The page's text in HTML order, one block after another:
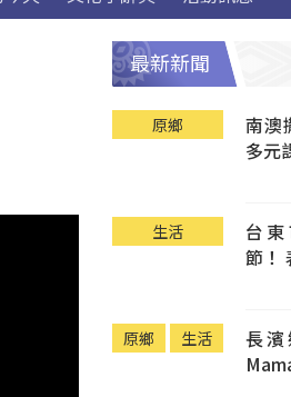
最新新聞
原鄉
南澳
多元
生活
台
節！
原鄉 生活
長